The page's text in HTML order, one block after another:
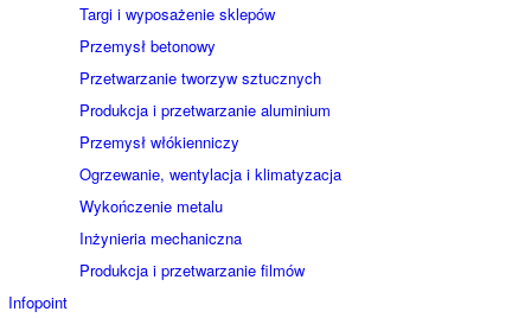
Targi i wyposażenie sklepów
Przemysł betonowy
Przetwarzanie tworzyw sztucznych
Produkcja i przetwarzanie aluminium
Przemysł włókienniczy
Ogrzewanie, wentylacja i klimatyzacja
Wykończenie metalu
Inżynieria mechaniczna
Produkcja i przetwarzanie filmów
Infopoint